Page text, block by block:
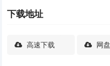
下载地址
高速下载 网